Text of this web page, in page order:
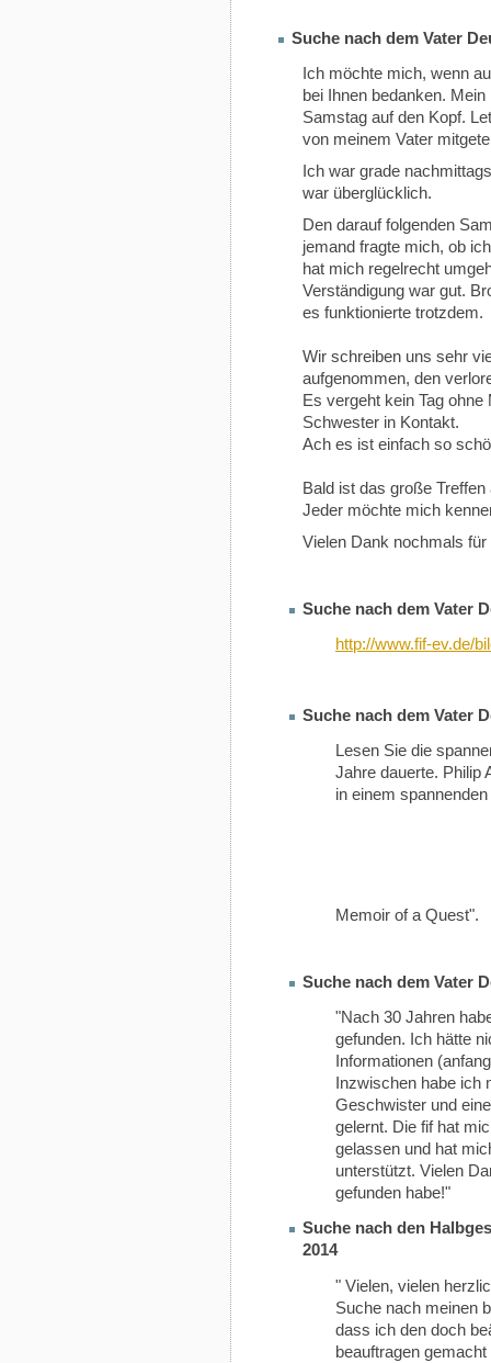
Suche nach dem Vater
Ich möchte mich, wenn
bei Ihnen bedanken.
Samstag auf den Kopf.
von meinem Vater
Ich war grade
war überglücklich.
Den darauf folgenden
jemand fragte mich, ob
hat mich regelrecht
Verständigung war gut.
es funktionierte trotzdem.
Wir schreiben uns sehr
aufgenommen, den
Es vergeht kein Tag
Schwester in Kontakt.
Ach es ist einfach so
Bald ist das große
Jeder möchte mich
Vielen Dank nochmals
Suche nach dem Vater
http://www.fif-ev.de/
Suche nach dem Vater
Lesen Sie die
Jahre dauerte. Philip
in einem
Memoir of a Quest".
Suche nach dem Vater
"Nach 30 Jahren
gefunden. Ich hätte
Informationen
Inzwischen habe ich
Geschwister und
gelernt. Die fif hat
gelassen und hat
unterstützt. Vielen
gefunden habe!"
Suche nach den
2014
" Vielen, vielen
Suche nach meinen
dass ich den doch
beauftragen